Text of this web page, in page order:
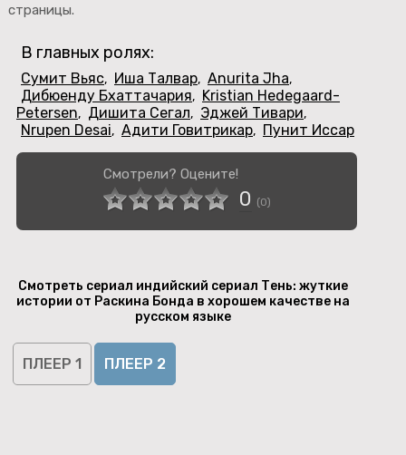
страницы.
В главных ролях:
Сумит Вьяс, Иша Талвар, Anurita Jha,
Дибюенду Бхаттачария, Kristian Hedegaard-
Petersen, Дишита Сегал, Эджей Тивари,
Nrupen Desai, Адити Говитрикар, Пунит Иссар
Смотрели? Оцените!
0 (0)
Смотреть сериал индийский сериал Тень: жуткие
истории от Раскина Бонда в хорошем качестве на
русском языке
ПЛЕЕР 1 ПЛЕЕР 2